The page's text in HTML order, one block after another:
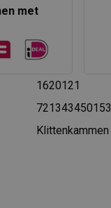
met
1620121
721343450153
Klittenkammen